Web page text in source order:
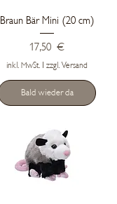
Braun Bär Mini (20 cm)
Preis
17,50 €
inkl. MwSt. | zzgl. Versand
Bald wieder da